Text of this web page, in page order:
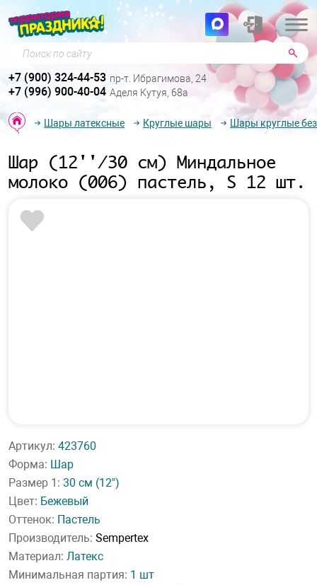
Поиск по сайту
+7 (900) 324-44-53 пр-т. Ибрагимова, 24
+7 (996) 900-40-04 Аделя Кутуя, 68а
Шары латексные Круглые шары Шары круглые
Шар (12''/30 см) Миндальное
молоко (006) пастель, S 12 шт.
Артикул: 423760
Форма: Шар
Размер 1: 30 см (12")
Цвет: Бежевый
Оттенок: Пастель
Производитель: Sempertex
Материал: Латекс
Минимальная партия: 1 шт